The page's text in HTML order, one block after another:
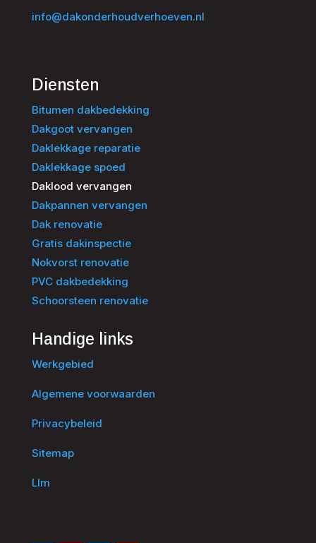
info@dakonderhoudverhoeven.nl
Diensten
Bitumen dakbedekking
Dakgoot vervangen
Daklekkage reparatie
Daklekkage spoed
Daklood vervangen
Dakpannen vervangen
Dak renovatie
Gratis dakinspectie
Nokvorst renovatie
PVC dakbedekking
Schoorsteen renovatie
Handige links
Werkgebied
Algemene voorwaarden
Privacybeleid
Sitemap
Llm